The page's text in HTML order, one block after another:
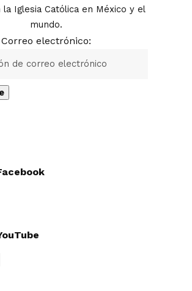
la Iglesia Católica en México y el
mundo.
Correo electrónico: